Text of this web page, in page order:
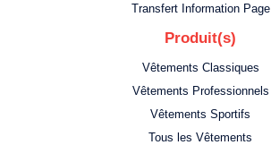
Transfert Information Page
Produit(s)
Vêtements Classiques
Vêtements Professionnels
Vêtements Sportifs
Tous les Vêtements